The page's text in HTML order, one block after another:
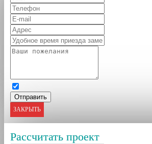
ЗАКРЫТЬ
Рассчитать проект